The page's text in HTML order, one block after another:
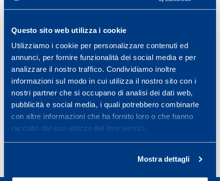
Questo sito web utilizza i cookie
Utilizziamo i cookie per personalizzare contenuti ed
annunci, per fornire funzionalità dei social media e per
analizzare il nostro traffico. Condividiamo inoltre
informazioni sul modo in cui utilizza il nostro sito con i
nostri partner che si occupano di analisi dei dati web,
pubblicità e social media, i quali potrebbero combinarle
con altre informazioni che ha fornito loro o che hanno
raccolto dal suo utilizzo dei loro servizi.
Mostra dettagli
Read all
17 May 2017/ News
CONFERENCE
« Previous page
Page
1 Page
2 Page
3 Page
4 Page
5
Next page